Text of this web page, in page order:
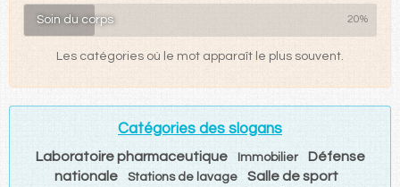
Soin du corps 20%
Les catégories où le mot apparaît le plus souvent.
Catégories des slogans
Laboratoire pharmaceutique Immobilier
Défense
nationale
Stations de lavage Salle de sport